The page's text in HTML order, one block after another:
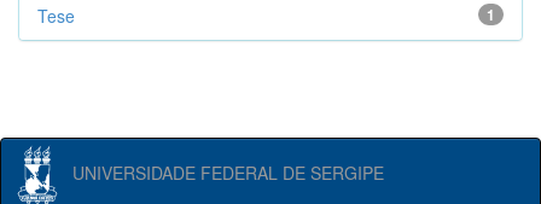
1
Tese
UNIVERSIDADE FEDERAL DE SERGIPE